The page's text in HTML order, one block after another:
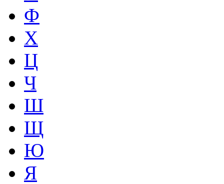
Ф
Х
Ц
Ч
Ш
Щ
Ю
Я